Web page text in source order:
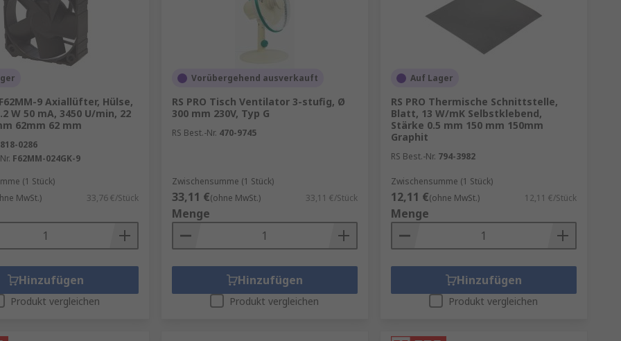
das Wohlbefinden in Innenräumen. Es gibt verschiedene Lüftungssysteme:
frische Luft ins Gebäude gebracht. Einfach und kostengünstig, aber weniger
und Lüftungsanlagen sorgen für eine kontrollierte Luftzirkulation. Ideal für
die Wärme der Abluft, um die Frischluft vorzuwärmen, was die Energieeffizienz erhöht.
und Feuchtigkeit aus der Luft, was zu einem gesünderen Wohnklima führt.
reduzieren den Energiebedarf für Heizung und Kühlung.
9 Axiallüfter, Hülse,
W 50 mA, 3450 U/min, 22
62mm 62 mm
818-0286
F62MM-024GK-9
(1 Stück)
MwSt.) 33,76 €/Stück
Hinzufügen
Produkt vergleichen
Vorübergehend ausverkauft
RS PRO Tisch Ventilator 3-stufig, Ø
300 mm 230V, Typ G
RS Best.-Nr. 470-9745
Zwischensumme (1 Stück)
33,11 €(ohne MwSt.) 33,11 €/Stück
Menge
Hinzufügen
Produkt vergleichen
Auf Lager
RS PRO Thermische Schnittstelle,
Blatt, 13 W/mK Selbstklebend,
Stärke 0.5 mm 150 mm 150mm
Graphit
RS Best.-Nr. 794-3982
Zwischensumme (1 Stück)
12,11 €(ohne MwSt.) 12,11 €/Stück
Menge
Hinzufügen
Produkt vergleichen